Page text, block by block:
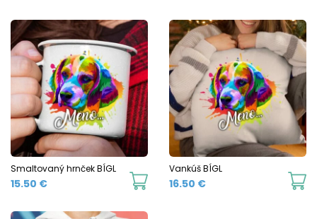
product
page
has
multiple
variants.
The
options
may
chosen
Smaltovaný hrnček BÍGL
15.50 €
This
Vankúš BÍGL
16.50 €